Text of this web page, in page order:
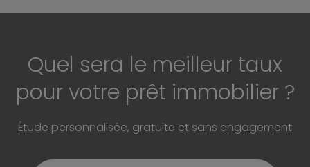
Quel sera le meilleur taux
pour votre prêt immobilier ?
Étude personnalisée, gratuite et sans engagement